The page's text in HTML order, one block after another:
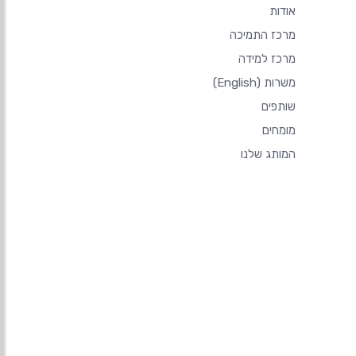
אודות
מרכז התמיכה
מרכז למידה
משרות (English)
שותפים
מומחים
המותג שלנו